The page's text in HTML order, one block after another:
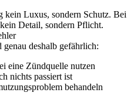
kein Luxus, sondern Schutz. Bei
Detail, sondern Pflicht.
deshalb gefährlich:
eine Zündquelle nutzen
nichts passiert ist
behandeln